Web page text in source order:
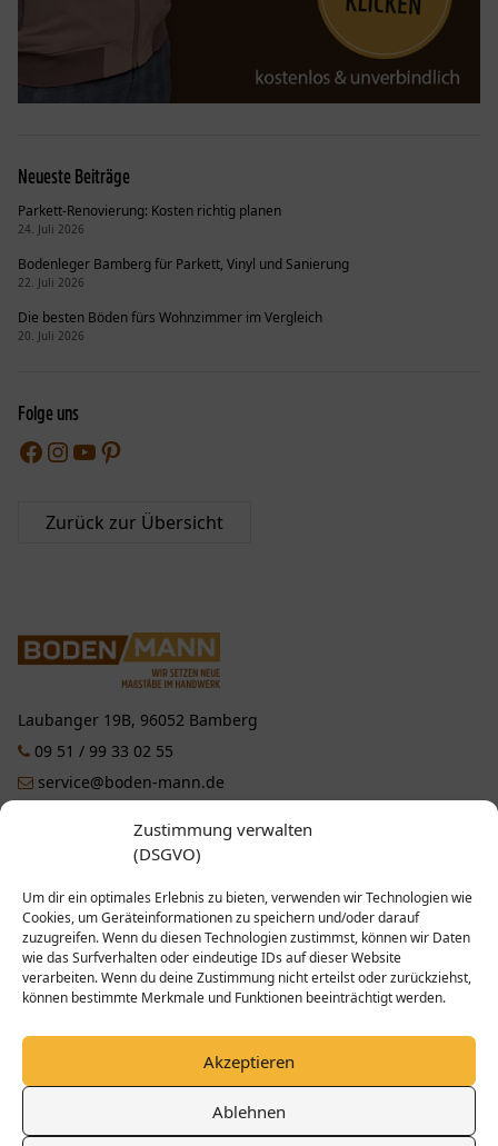
Zustimmung verwalten
(DSGVO)
Um dir ein optimales Erlebnis zu bieten, verwenden wir Technologien wie
Cookies, um Geräteinformationen zu speichern und/oder darauf
zuzugreifen. Wenn du diesen Technologien zustimmst, können wir Daten
wie das Surfverhalten oder eindeutige IDs auf dieser Website
verarbeiten. Wenn du deine Zustimmung nicht erteilst oder zurückziehst,
können bestimmte Merkmale und Funktionen beeinträchtigt werden.
Akzeptieren
Ablehnen
Neueste Beiträge
Parkett-Renovierung: Kosten richtig planen
24. Juli 2026
Bodenleger Bamberg für Parkett, Vinyl und Sanierung
22. Juli 2026
Die besten Böden fürs Wohnzimmer im Vergleich
20. Juli 2026
Folge uns
Facebook
Instagram
YouTube
Pinterest
Zurück zur Übersicht
Laubanger 19B, 96052 Bamberg
09 51 / 99 33 02 55
service@boden-mann.de
Instagram
YouTube
Pinterest
LEISTUNGEN
UNTERNEHMEN
INFORMATIONEN
© 2025 Bodenmann – Parkett & Bodenleger in Bamberg - Alle Rechte
vorbehalten.